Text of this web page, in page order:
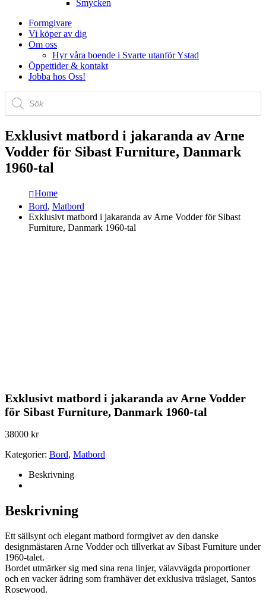
Smycken
Formgivare
Vi köper av dig
Om oss
Hyr våra boende i Svarte utanför Ystad
Öppettider & kontakt
Jobba hos Oss!
Produktsökning
Exklusivt matbord i jakaranda av Arne
Vodder för Sibast Furniture, Danmark
1960-tal
Home
Bord, Matbord
Exklusivt matbord i jakaranda av Arne Vodder för Sibast
Furniture, Danmark 1960-tal
Exklusivt matbord i jakaranda av Arne Vodder
för Sibast Furniture, Danmark 1960-tal
38000 kr
Kategorier: Bord, Matbord
Beskrivning
Beskrivning
Ett sällsynt och elegant matbord formgivet av den danske
designmästaren Arne Vodder och tillverkat av Sibast Furniture under
1960-talet.
Bordet utmärker sig med sina rena linjer, välavvägda proportioner
och en vacker ådring som framhäver det exklusiva träslaget, Santos
Rosewood.